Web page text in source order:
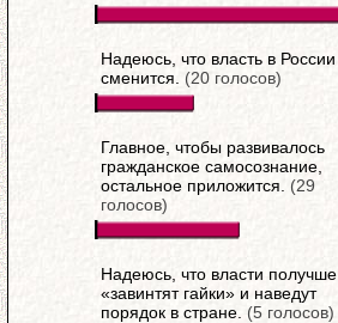
Надеюсь, что власть в России
сменится. (20 голосов)
Главное, чтобы развивалось
гражданское самосознание,
остальное приложится. (29
голосов)
Надеюсь, что власти получше
«завинтят гайки» и наведут
порядок в стране. (5 голосов)